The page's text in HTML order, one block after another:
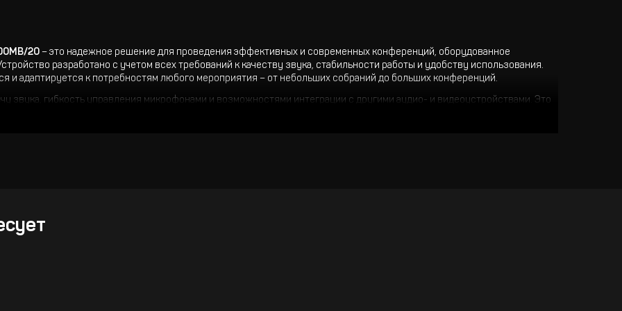
20 – это надежное решение для проведения эффективных и современных конференций, оборудованное
разработано с учетом всех требований к качеству звука, стабильности работы и удобству использования.
и адаптируется к потребностям любого мероприятия – от небольших собраний до больших конференций.
звука, гибкость управления микрофонами и возможностями интеграции с другими аудио- и видеоустройствами. Это
встреч, правительственных и образовательных учреждений.